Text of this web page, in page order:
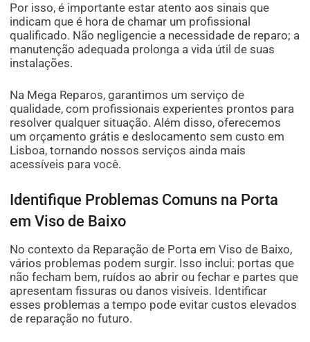
Por isso, é importante estar atento aos sinais que
indicam que é hora de chamar um profissional
qualificado. Não negligencie a necessidade de reparo; a
manutenção adequada prolonga a vida útil de suas
instalações.
Na Mega Reparos, garantimos um serviço de
qualidade, com profissionais experientes prontos para
resolver qualquer situação. Além disso, oferecemos
um orçamento grátis e deslocamento sem custo em
Lisboa, tornando nossos serviços ainda mais
acessíveis para você.
Identifique Problemas Comuns na Porta
em Viso de Baixo
No contexto da Reparação de Porta em Viso de Baixo,
vários problemas podem surgir. Isso inclui: portas que
não fecham bem, ruídos ao abrir ou fechar e partes que
apresentam fissuras ou danos visíveis. Identificar
esses problemas a tempo pode evitar custos elevados
de reparação no futuro.